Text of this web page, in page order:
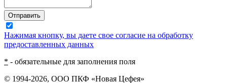
Отправить
Нажимая кнопку, вы даете свое согласие на обработку
предоставленных данных
* - обязательные для заполнения поля
© 1994-2026, ООО ПКФ «Новая Цефея»